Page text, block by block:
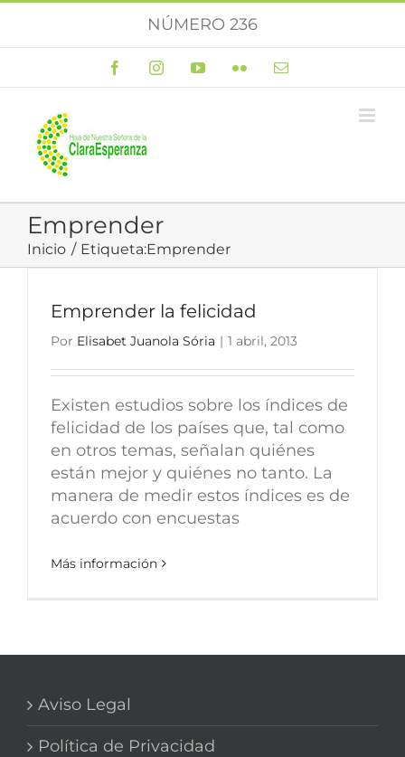
NÚMERO 236
FacebookInstagramYouTubeFlickr Correo
Emprender
Inicio Etiqueta:Emprender
Emprender la felicidad
Por Elisabet Juanola Sória | 1 abril, 2013
Existen estudios sobre los índices de
felicidad de los países que, tal como
en otros temas, señalan quiénes
están mejor y quiénes no tanto. La
manera de medir estos índices es de
acuerdo con encuestas
Más información
Aviso Legal
Política de Privacidad